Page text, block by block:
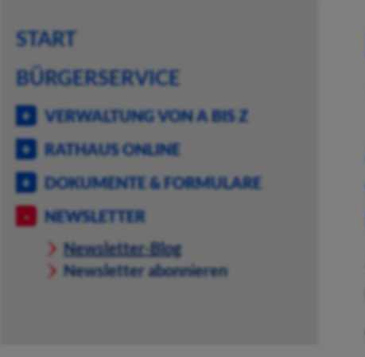
START
BÜRGERSERVICE
VERWALTUNG VON A BIS Z
RATHAUS ONLINE
DOKUMENTE & FORMULARE
NEWSLETTER
Newsletter-Blog
Newsletter abonnieren